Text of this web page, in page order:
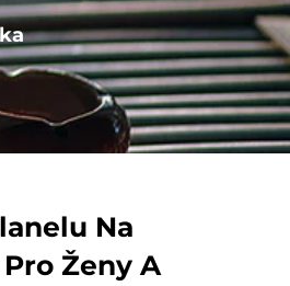
Kotva s provázkem
Na
Ženy A